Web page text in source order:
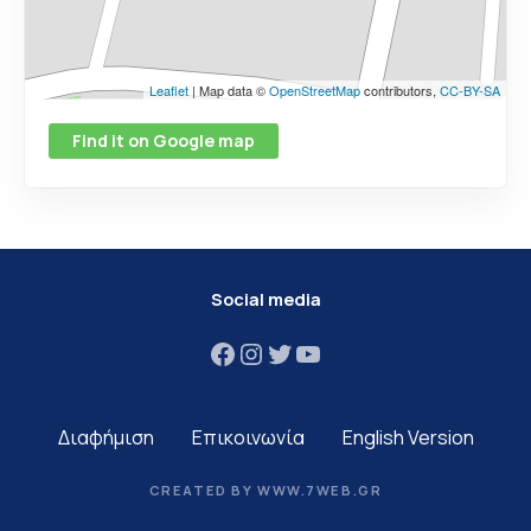
Leaflet | Map data ©OpenStreetMapcontributors, CC-BY-SA
Find it on Google map
Social media
Facebook Instagram Twitter YouTube
Διαφήμιση Επικοινωνία English Version
CREATED BY WWW.7WEB.GR